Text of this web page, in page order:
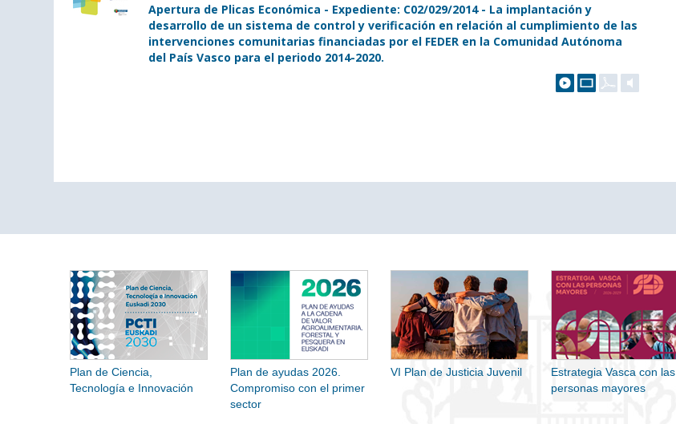
Apertura de Plicas Económica - Expediente: C02/029/2014 - La implantación y
desarrollo de un sistema de control y verificación en relación al cumplimiento de las
intervenciones comunitarias financiadas por el FEDER en la Comunidad Autónoma
del País Vasco para el periodo 2014-2020.
Plan de Ciencia,
Tecnología e Innovación
Plan de ayudas 2026.
Compromiso con el primer
sector
VI Plan de Justicia Juvenil
Estrategia Vasca con las
personas mayores